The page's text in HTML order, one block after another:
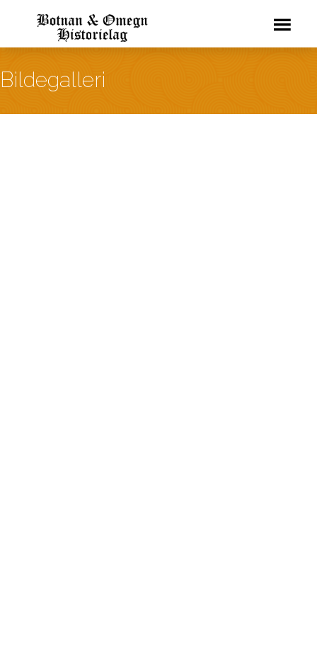
Bildegalleri